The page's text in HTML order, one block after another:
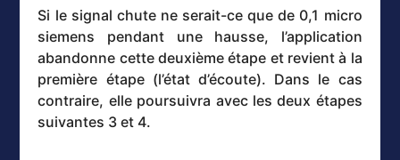
Si le signal chute ne serait-ce que de 0,1 micro
siemens pendant une hausse, l’application
abandonne cette deuxième étape et revient à la
première étape (l’état d’écoute). Dans le cas
contraire, elle poursuivra avec les deux étapes
suivantes 3 et 4.